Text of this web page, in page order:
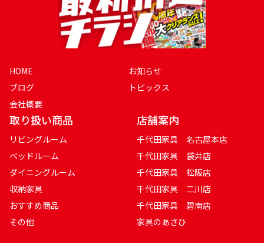
HOME
お知らせ
ブログ
トピックス
会社概要
取り扱い商品
リビングルーム
ベッドルーム
ダイニングルーム
収納家具
おすすめ商品
その他
店舗案内
千代田家具 名古屋本店
千代田家具 袋井店
千代田家具 松阪店
千代田家具 二川店
千代田家具 碧南店
家具のあさひ